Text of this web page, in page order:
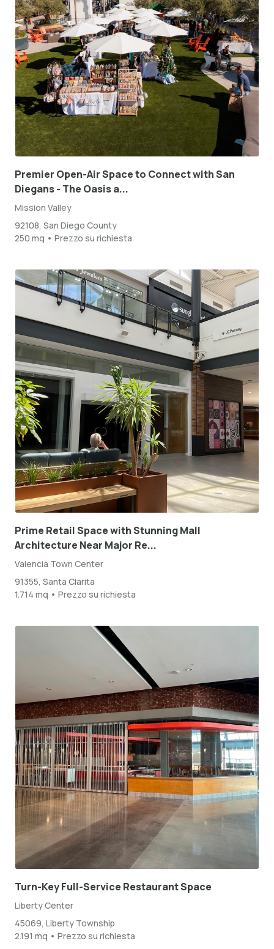
Premier Open-Air Space to Connect with San
Diegans - The Oasis a...
Mission Valley
92108, San Diego County
250 mq • Prezzo su richiesta
Prime Retail Space with Stunning Mall
Architecture Near Major Re...
Valencia Town Center
91355, Santa Clarita
1.714 mq • Prezzo su richiesta
Turn-Key Full-Service Restaurant Space
Liberty Center
45069, Liberty Township
2.191 mq • Prezzo su richiesta